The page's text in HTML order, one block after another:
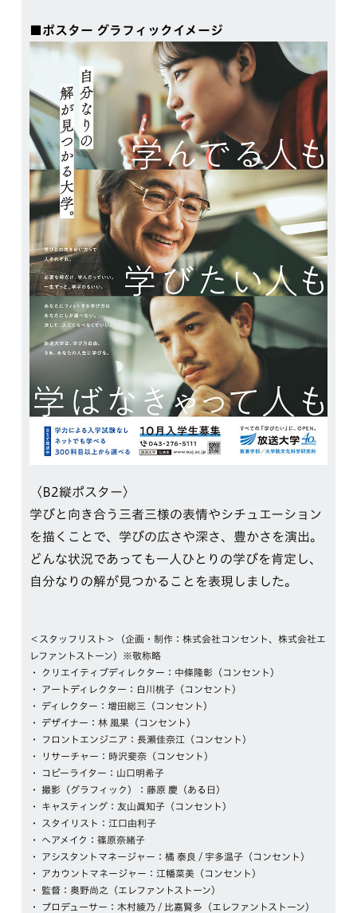
■ポスター グラフィックイメージ
〈B2縦ポスター〉
学びと向き合う三者三様の表情やシチュエーション
を描くことで、学びの広さや深さ、豊かさを演出。
どんな状況であっても一人ひとりの学びを肯定し、
自分なりの解が見つかることを表現しました。
＜スタッフリスト＞（企画・制作：株式会社コンセント、株式会社エ
レファントストーン）※敬称略
クリエイティブディレクター：中條隆彰（コンセント）
アートディレクター：白川桃子（コンセント）
ディレクター：増田総三（コンセント）
デザイナー：林 風果（コンセント）
フロントエンジニア：長瀬佳奈江（コンセント）
リサーチャー：時沢斐奈（コンセント）
コピーライター：山口明希子
撮影（グラフィック）：藤原 慶（ある日）
キャスティング：友山眞知子（コンセント）
スタイリスト：江口由利子
ヘアメイク：篠原奈緒子
アシスタントマネージャー：橘 泰良 / 宇多温子（コンセント）
アカウントマネージャー：江幡菜美（コンセント）
監督：奥野尚之（エレファントストーン）
プロデューサー：木村綾乃 / 比嘉賢多（エレファントストーン）